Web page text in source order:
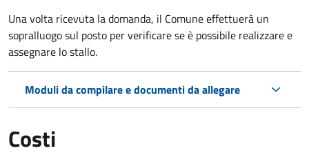
Una volta ricevuta la domanda, il Comune effettuerà un
sopralluogo sul posto per verificare se è possibile realizzare e
assegnare lo stallo.
Moduli da compilare e documenti da allegare
Costi